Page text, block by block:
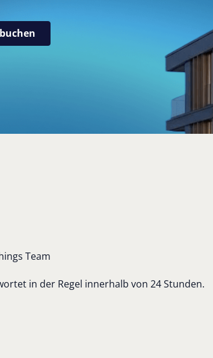
Termin buchen
ings Team
in der Regel innerhalb von 24 Stunden.